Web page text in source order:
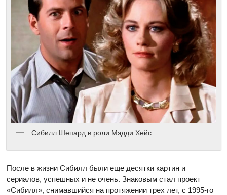
Сибилл Шепард в роли Мэдди Хейс
После в жизни Сибилл были еще десятки картин и
сериалов, успешных и не очень. Знаковым стал проект
«Сибилл», снимавшийся на протяжении трех лет, с 1995-го